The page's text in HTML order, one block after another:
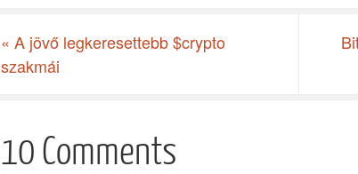
« A jövő legkeresettebb $crypto
szakmái
10 Comments